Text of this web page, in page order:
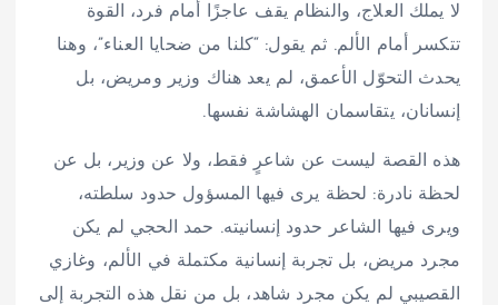
لا يملك العلاج، والنظام يقف عاجزًا أمام فرد، القوة
تتكسر أمام الألم. ثم يقول: “كلنا من ضحايا العناء”، وهنا
يحدث التحوّل الأعمق، لم يعد هناك وزير ومريض، بل
إنسانان، يتقاسمان الهشاشة نفسها.
هذه القصة ليست عن شاعرٍ فقط، ولا عن وزير، بل عن
لحظة نادرة: لحظة يرى فيها المسؤول حدود سلطته،
ويرى فيها الشاعر حدود إنسانيته. حمد الحجي لم يكن
مجرد مريض، بل تجربة إنسانية مكتملة في الألم، وغازي
القصيبي لم يكن مجرد شاهد، بل من نقل هذه التجربة إلى